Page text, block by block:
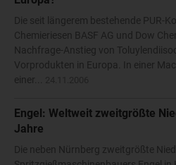
Die seit längerem bestehende PUR-
Chemieriesen BASF AG und Dow
Nachfrage-Anstieg von
Vorprodukten in Europa. In einer
einer...
Engel: Weltweit zweitgrößte
Jahre
Die neben Nürnberg zweitgrößte